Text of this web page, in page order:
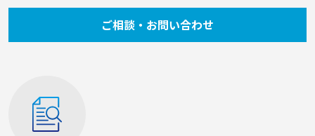
ご相談・お問い合わせ